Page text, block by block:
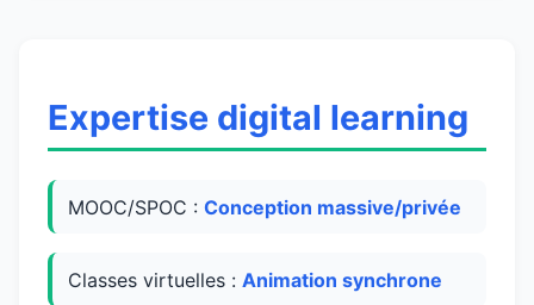
Expertise digital learning
MOOC/SPOC : Conception massive/privée
Classes virtuelles : Animation synchrone